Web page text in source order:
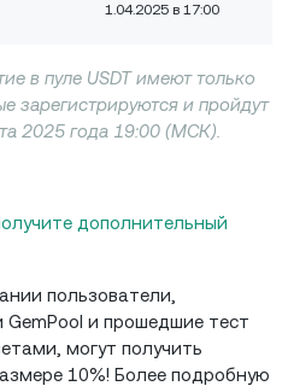
1.04.2025 в 17:00
в пуле USDT имеют только
зарегистрируются и пройдут
2025 года 19:00 (МСК).
дополнительный
пользователи,
и прошедшие тест
могут получить
10%! Более подробную